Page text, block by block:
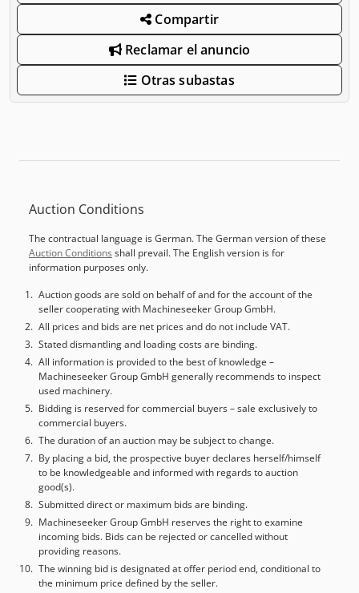
Compartir
Reclamar el anuncio
Otras subastas
Auction Conditions
The contractual language is German. The German version of these
Auction Conditions shall prevail. The English version is for
information purposes only.
Auction goods are sold on behalf of and for the account of the
seller cooperating with Machineseeker Group GmbH.
All prices and bids are net prices and do not include VAT.
Stated dismantling and loading costs are binding.
All information is provided to the best of knowledge –
Machineseeker Group GmbH generally recommends to inspect
used machinery.
Bidding is reserved for commercial buyers – sale exclusively to
commercial buyers.
The duration of an auction may be subject to change.
By placing a bid, the prospective buyer declares herself/himself
to be knowledgeable and informed with regards to auction
good(s).
Submitted direct or maximum bids are binding.
Machineseeker Group GmbH reserves the right to examine
incoming bids. Bids can be rejected or cancelled without
providing reasons.
The winning bid is designated at offer period end, conditional to
the minimum price defined by the seller.